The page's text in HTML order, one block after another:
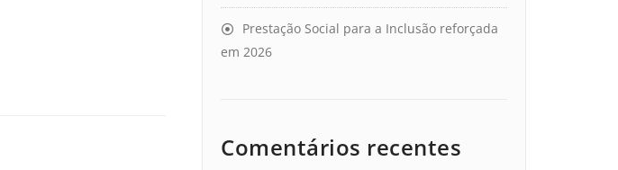
Prestação Social para a Inclusão reforçada
em 2026
Comentários recentes